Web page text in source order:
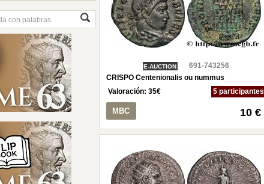
E-AUCTION
691-743256
CRISPO Centenionalis ou nummus
Valoración:35€ 5 participantes
MBC 10 €